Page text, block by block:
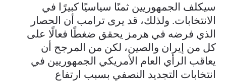
سيكلف الجمهوريين ثمنًا سياسيًا كبيرًا في
الانتخابات. ولذلك، قد يرى ترامب أن الحصار
الذي فرضه في هرمز يحقق ضغطًا فعالًا على
كل من إيران والصين، لكن من المرجح أن
يعاقب الرأي العام الأمريكي الجمهوريين في
انتخابات التجديد النصفي بسبب ارتفاع